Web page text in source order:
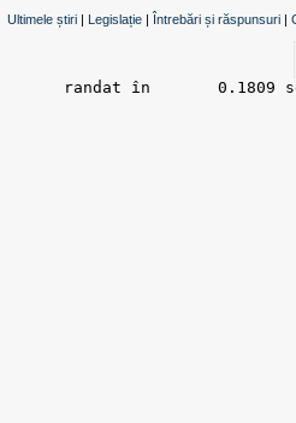
Ultimele știri | Legislație | Întrebări și răspunsuri |
randat în